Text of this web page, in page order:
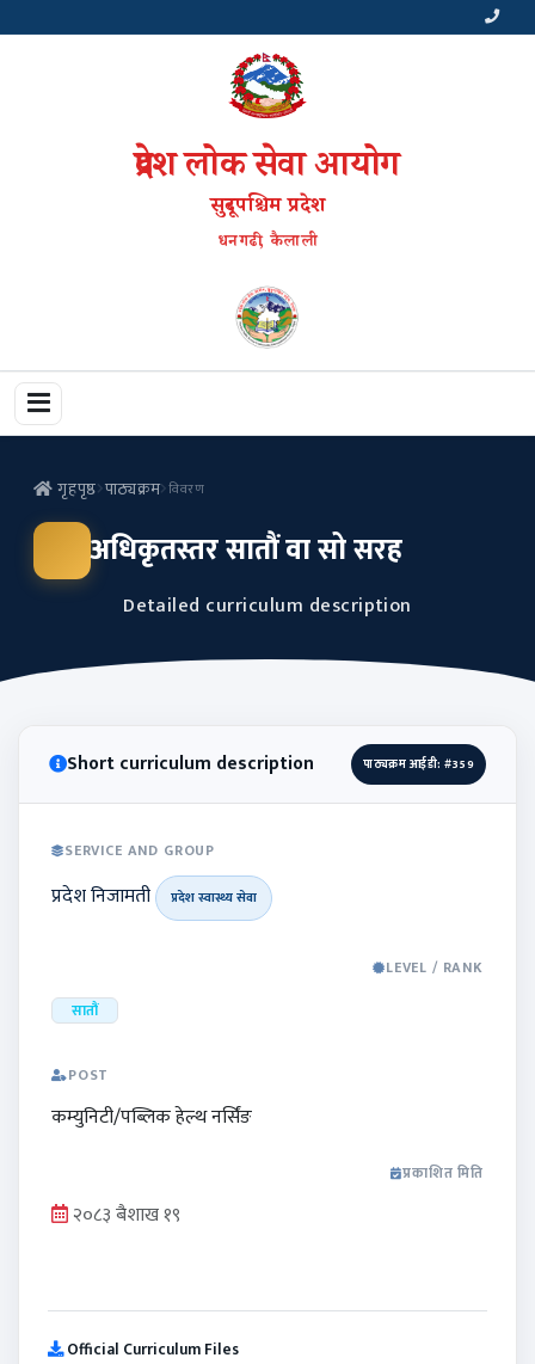
प्रदेश लोक सेवा आयोग
सुदूरपश्चिम प्रदेश
धनगढी, कैलाली
गृहपृष्ठ पाठ्यक्रम विवरण
अधिकृतस्तर सातौं वा सो सरह
Detailed curriculum description
Short curriculum description पाठ्यक्रम आईडी: #359
SERVICE AND GROUP
प्रदेश निजामती प्रदेश स्वास्थ्य सेवा
LEVEL / RANK
सातौं
POST
कम्युनिटी/पब्लिक हेल्थ नर्सिंङ
प्रकाशित मिति
२०८३ बैशाख १९
Official Curriculum Files